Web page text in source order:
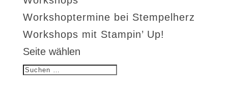
Workshoptermine bei Stempelherz
Workshops mit Stampin’ Up!
Seite wählen